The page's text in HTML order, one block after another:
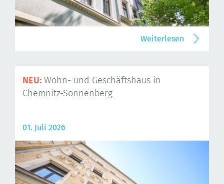
Weiterlesen
NEU: Wohn- und Geschäftshaus in
Chemnitz-Sonnenberg
01. Juli 2026